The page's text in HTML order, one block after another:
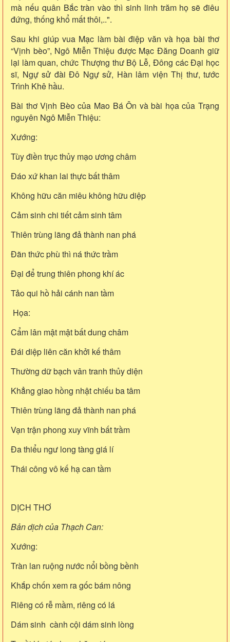
mà nếu quân Bắc tràn vào thì sinh linh trăm họ sẽ điêu
đứng, thống khổ mất thôi,..".
Sau khi giúp vua Mạc làm bài điệp văn và họa bài thơ
“Vịnh bèo”, Ngô Miễn Thiệu được Mạc Đăng Doanh giữ
lại làm quan, chức Thượng thư Bộ Lễ, Đông các Đại học
sĩ, Ngự sử đài Đô Ngự sử, Hàn lâm viện Thị thư, tước
Trình Khê hầu.
Bài thơ Vịnh Bèo của Mao Bá Ôn và bài họa của Trạng
nguyên Ngô Miễn Thiệu:
Xướng:
Tùy điền trục thủy mạo ương châm
Đáo xứ khan lai thực bất thâm
Không hữu căn miêu không hữu diệp
Cảm sinh chi tiết cảm sinh tâm
Thiên trùng lãng đả thành nan phá
Đãn thức phù thì ná thức trầm
Đại để trung thiên phong khí ác
Tảo qui hồ hải cánh nan tầm
Họa:
Cẩm lân mật mật bất dung châm
Đái diệp liên căn khởi kế thâm
Thường dữ bạch vân tranh thủy diện
Khẳng giao hồng nhật chiếu ba tâm
Thiên trùng lãng đả thành nan phá
Vạn trận phong xuy vĩnh bất trầm
Đa thiểu ngư long tàng giá lí
Thái công vô kế hạ can tầm
DỊCH THƠ
Bản dịch của Thạch Can:
Xướng:
Tràn lan ruộng nước nổi bồng bềnh
Khắp chốn xem ra gốc bám nông
Riêng có rễ mầm, riêng có lá
Dám sinh cành cội dám sinh lòng